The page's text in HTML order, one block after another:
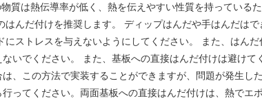
質は熱伝導率が低く、熱を伝えやすい性質を持っている
んだ付けを推奨します。 ディップはんだや手はんだは
ストレスを与えないようにしてください。 また、はん
いでください。 また、基板への直接はんだ付けは避け
、この方法で実装することができますが、問題が発生
ってください。両面基板への直接はんだ付けは、熱で